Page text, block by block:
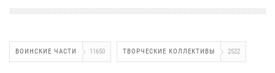
ВОИНСКИЕ ЧАСТИ 11650 ТВОРЧЕСКИЕ КОЛЛЕКТИВЫ 2522